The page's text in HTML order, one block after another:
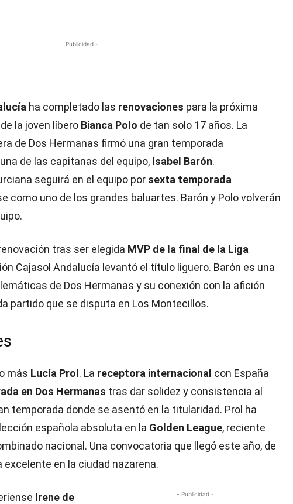
- Publicidad -
ha completado las renovaciones para la próxima
la joven líbero Bianca Polo de tan solo 17 años. La
de Dos Hermanas firmó una gran temporada
de las capitanas del equipo, Isabel Barón.
seguirá en el equipo por sexta temporada
como uno de los grandes baluartes. Barón y Polo volverán
tras ser elegida MVP de la final de la Liga
Cajasol Andalucía levantó el título liguero. Barón es una
de Dos Hermanas y su conexión con la afición
partido que se disputa en Los Montecillos.
más Lucía Prol. La receptora internacional con España
en Dos Hermanas tras dar solidez y consistencia al
temporada donde se asentó en la titularidad. Prol ha
española absoluta en la Golden League, reciente
nacional. Una convocatoria que llegó este año, de
en la ciudad nazarena.
- Publicidad -
Irene de